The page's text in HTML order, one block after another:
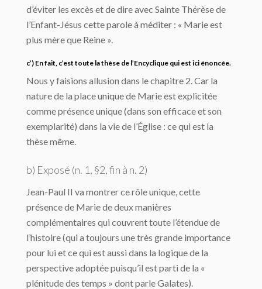
d’éviter les excès et de dire avec Sainte Thérèse de
l’Enfant-Jésus cette parole à méditer : « Marie est
plus mère que Reine ».
c’) En fait, c’est toute la thèse de l’Encyclique qui est ici énoncée.
Nous y faisions allusion dans le chapitre 2. Car la
nature de la place unique de Marie est explicitée
comme présence unique (dans son efficace et son
exemplarité) dans la vie de l’Église : ce qui est la
thèse même.
b) Exposé (n. 1, §2, fin à n. 2)
Jean-Paul II va montrer ce rôle unique, cette
présence de Marie de deux manières
complémentaires qui couvrent toute l’étendue de
l’histoire (qui a toujours une très grande importance
pour lui et ce qui est aussi dans la logique de la
perspective adoptée puisqu’il est parti de la «
plénitude des temps » dont parle Galates).